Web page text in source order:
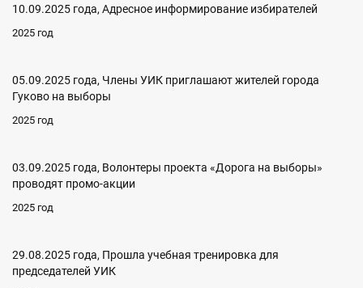
10.09.2025 года, Адресное информирование избирателей
2025 год
05.09.2025 года, Члены УИК приглашают жителей города
Гуково на выборы
2025 год
03.09.2025 года, Волонтеры проекта «Дорога на выборы»
проводят промо-акции
2025 год
29.08.2025 года, Прошла учебная тренировка для
председателей УИК